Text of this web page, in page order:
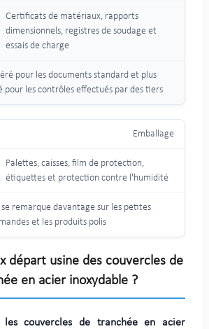
Certificats de matériaux, rapports
dimensionnels, registres de soudage et
essais de charge
pour les documents standard et plus
pour les contrôles effectués par des tiers
Emballage
Palettes, caisses, film de protection,
étiquettes et protection contre l'humidité
se remarque davantage sur les petites
et les produits polis
départ usine des couvercles de
en acier inoxydable ?
couvercles de tranchée en acier